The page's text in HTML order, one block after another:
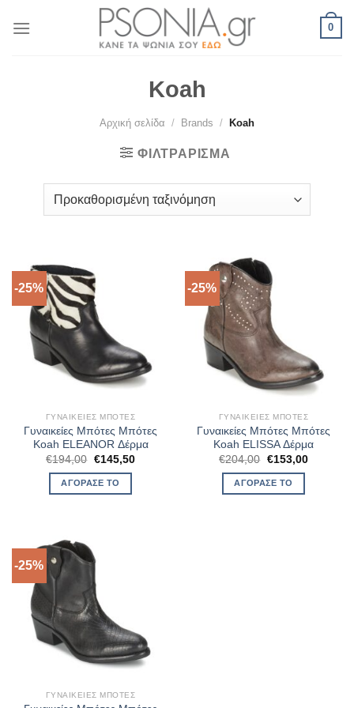
0
Koah
Αρχική σελίδα / Brands / Koah
ΦΙΛΤΡΆΡΙΣΜΑ
-25%
ΓΥΝΑΙΚΕΊΕΣ ΜΠΌΤΕΣ
Γυναικείες Μπότες Μπότες
Koah ELEANOR Δέρμα
€194,00 Original
was:
€194,00.
€145,50Η
ΑΓΌΡΑΣΈ ΤΟ
-25%
ΓΥΝΑΙΚΕΊΕΣ ΜΠΌΤΕΣ
Γυναικείες Μπότες Μπότες
Koah ELISSA Δέρμα
€204,00 Original
was:
€204,00.
€153,00Η
ΑΓΌΡΑΣΈ ΤΟ
-25%
ΓΥΝΑΙΚΕΊΕΣ ΜΠΌΤΕΣ